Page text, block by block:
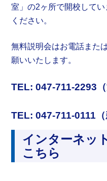
室」の2ヶ所で開校して
ください。
無料説明会はお電話また
願いいたします。
TEL: 047-711-2293（
TEL: 047-711-0111（
インターネッ
こちら